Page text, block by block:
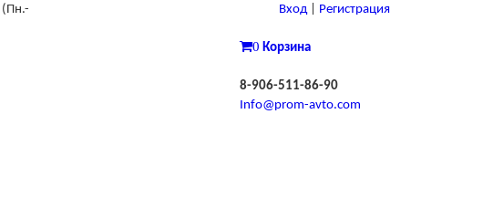
(Пн.-
Вход Регистрация
0 Корзина
8-906-511-86-90
Info@prom-avto.com